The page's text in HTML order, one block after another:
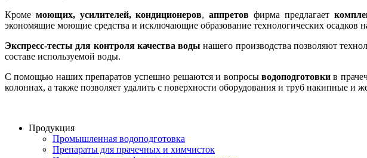
Кроме моющих, усилителей, кондиционеров,аппретов фирма предлагает
экономящие моющие средства и исключающие образование технологических осадков
Экспресс-тесты для контроля качества воды нашего производства позволяют
составе используемой воды.
С помощью наших препаратов успешно решаются и вопросы водоподготовкив
колоннах, а также позволяет удалить с поверхности оборудования и труб накипные и
Продукция
Промышленная водоподготовка
Препараты для прачечных и химчисток